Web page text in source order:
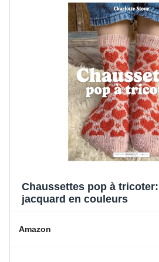
Chaussettes pop à
jacquard en couleurs
Amazon